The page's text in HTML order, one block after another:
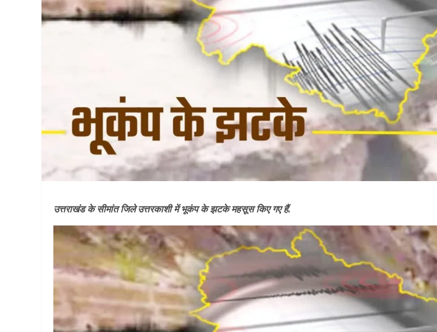
उत्तराखंड के सीमांत जिले उत्तरकाशी में भूकंप के झटके महसूस किए गए हैं.